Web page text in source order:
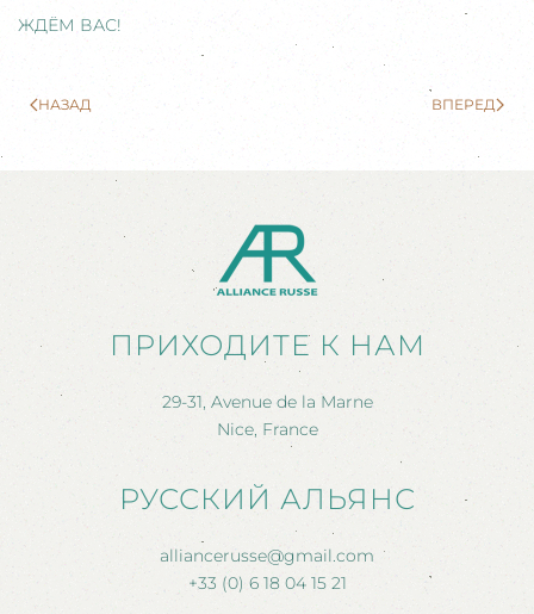
ЖДЁМ ВАС!
НАЗАД ВПЕРЕД
ПРИХОДИТЕ К НАМ
29-31, Avenue de la Marne
Nice, France
РУССКИЙ АЛЬЯНС
alliancerusse@gmail.com
+33 (0) 6 18 04 15 21